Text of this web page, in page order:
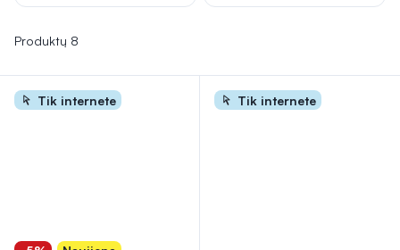
Produktų 8
Tik internete Tik internete